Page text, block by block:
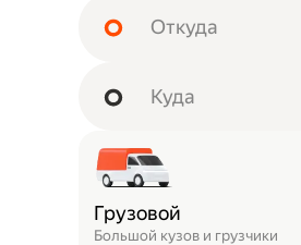
Грузовой
Большой кузов и грузчики